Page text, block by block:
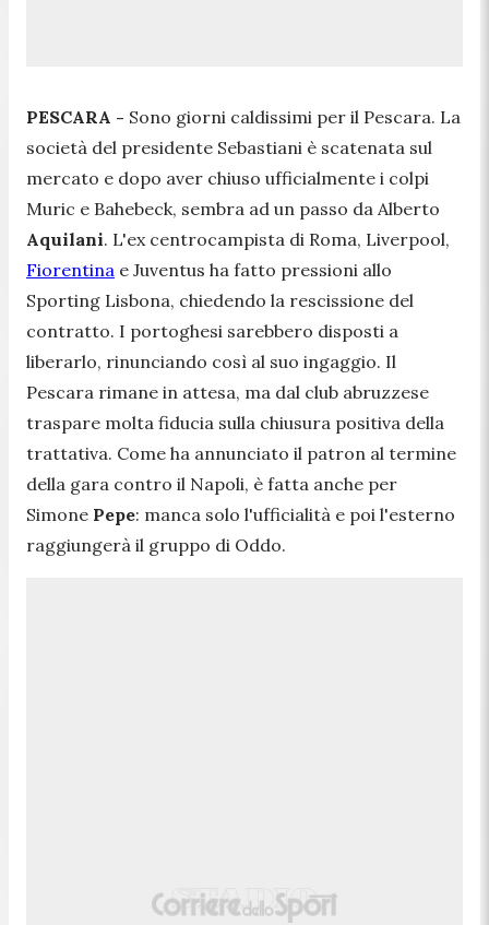
PESCARA - Sono giorni caldissimi per il Pescara. La
società del presidente Sebastiani è scatenata sul
mercato e dopo aver chiuso ufficialmente i colpi
Muric e Bahebeck, sembra ad un passo da Alberto
Aquilani. L'ex centrocampista di Roma, Liverpool,
Fiorentina e Juventus ha fatto pressioni allo
Sporting Lisbona, chiedendo la rescissione del
contratto. I portoghesi sarebbero disposti a
liberarlo, rinunciando così al suo ingaggio. Il
Pescara rimane in attesa, ma dal club abruzzese
traspare molta fiducia sulla chiusura positiva della
trattativa. Come ha annunciato il patron al termine
della gara contro il Napoli, è fatta anche per
Simone Pepe: manca solo l'ufficialità e poi l'esterno
raggiungerà il gruppo di Oddo.